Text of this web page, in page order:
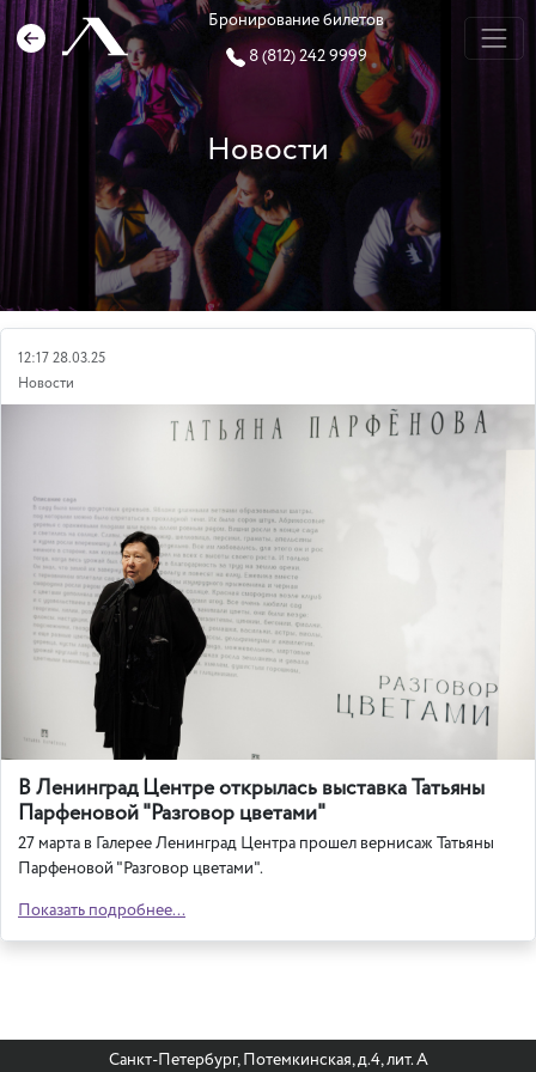
Бронирование билетов
8 (812) 242 9999
Новости
12:17 28.03.25
Новости
В Ленинград Центре открылась выставка Татьяны
Парфеновой "Разговор цветами"
27 марта в Галерее Ленинград Центра прошел вернисаж Татьяны
Парфеновой "Разговор цветами".
Показать подробнее...
Санкт-Петербург, Потемкинская, д.4, лит. А